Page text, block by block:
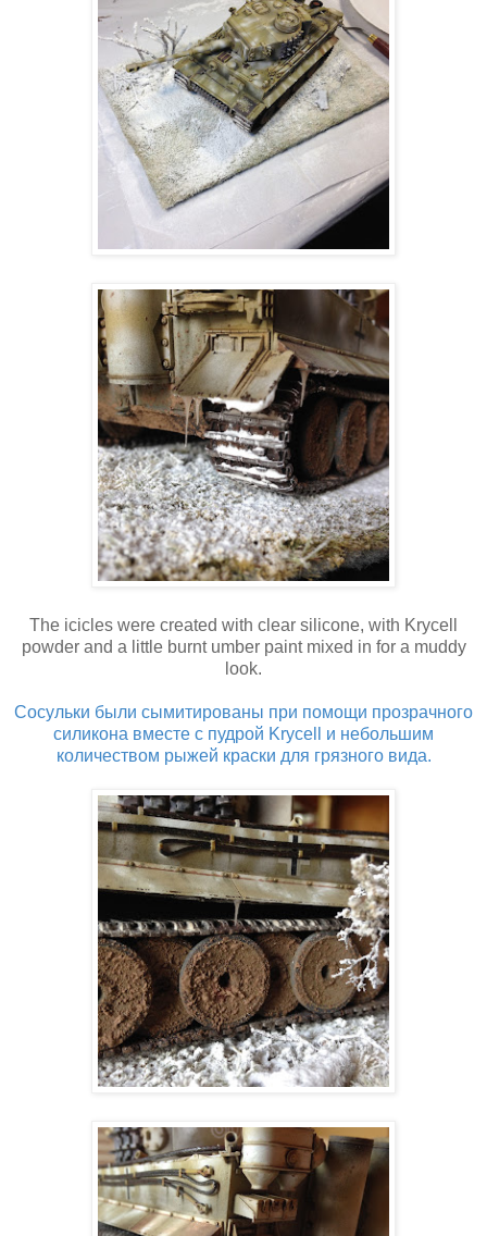
The icicles were created with clear silicone, with Krycell
powder and a little burnt umber paint mixed in for a muddy
look.
Сосульки были сымитированы при помощи прозрачного
силикона вместе с пудрой Krycell и небольшим
количеством рыжей краски для грязного вида.